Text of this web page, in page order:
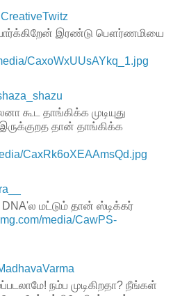
CreativeTwitz
இரண்டு பௌர்ணமியை
CaxoWxUUsAYkq_1.jpg
கூட தாங்கிக்க முடியுது
இருக்குறத தான் தாங்கிக்க
CaxRk6oXEAAmsQd.jpg
மட்டும் தான் ஸ்டிக்கர்
media/CawPS-
நம்ப முடிகிறதா? நீங்கள்